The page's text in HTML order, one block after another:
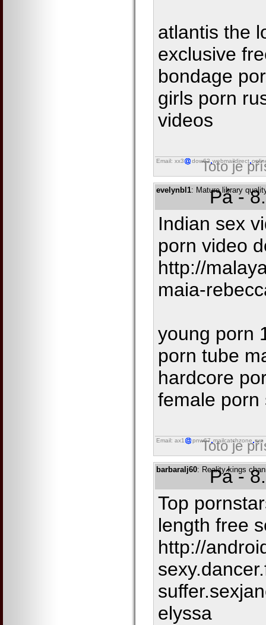
atlantis the
exclusive
bondage
girls porn
videos
Email: xx3 dow62 webmaildirect
Toto je
evelynbl1: Mature library
Pá -
Indian sex
porn video
http://
maia-
young porn
porn tube
hardcore
female porn
Email: ax1 pnw67 mailcatchzone run
Toto je
barbaralj60: Reality kings
Pá -
Top
length free
http://
elyssa